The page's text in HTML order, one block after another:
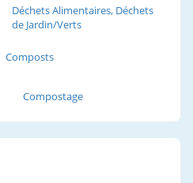
Déchets Alimentaires, Déchets
de Jardin/Verts
Composts
Compostage